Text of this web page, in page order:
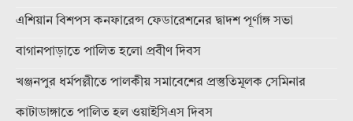
এশিয়ান বিশপস কনফারেন্স ফেডারেশনের দ্বাদশ পূর্ণাঙ্গ সভা
বাগানপাড়াতে পালিত হলো প্রবীণ দিবস
খঞ্জনপুর ধর্মপল্লীতে পালকীয় সমাবেশের প্রস্তুতিমূলক সেমিনার
কাটাডাঙ্গাতে পালিত হল ওয়াইসিএস দিবস